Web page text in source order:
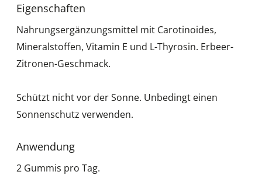
Eigenschaften
Nahrungsergänzungsmittel mit Carotinoides,
Mineralstoffen, Vitamin E und L-Thyrosin. Erbeer-
Zitronen-Geschmack.
Schützt nicht vor der Sonne. Unbedingt einen
Sonnenschutz verwenden.
Anwendung
2 Gummis pro Tag.